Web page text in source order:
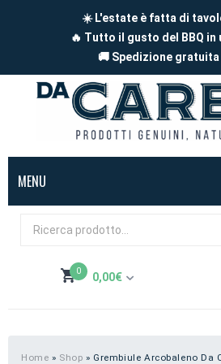
☀️ L'estate è fatta di
🔥 Tutto il gusto del BBQ in
🚚 Spedizione gratuita
MENU
BOX
FORMAGGI
Pecora
A pezzi
Carne di maiale
BBQ
0 0,00€
Subtotale:
Home » Shop » Grembiule Arcobaleno Da